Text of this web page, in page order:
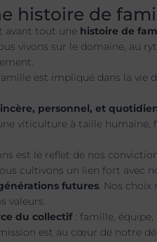
histoire de
avant tout une histoire de
vivons sur le domaine, au
est impliqué dans la vie
personnel, et
viticulture à taille humaine,
est le reflet de nos
cultivons un lien fort avec
futures. Nos choix
valeurs.
du collectif: famille, équipe,
est au cœur de notre